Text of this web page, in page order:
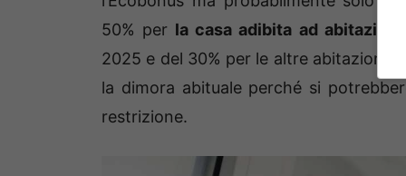
50% per la casa adibita ad
2025 e del 30% per le altre abitazioni
la dimora abituale perché si
restrizione.